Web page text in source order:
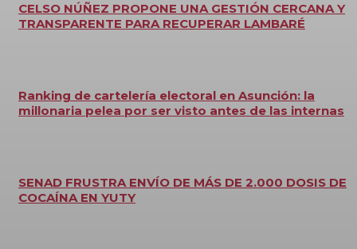
CELSO NÚÑEZ PROPONE UNA GESTIÓN CERCANA Y
TRANSPARENTE PARA RECUPERAR LAMBARÉ
Ranking de cartelería electoral en Asunción: la
millonaria pelea por ser visto antes de las internas
SENAD FRUSTRA ENVÍO DE MÁS DE 2.000 DOSIS DE
COCAÍNA EN YUTY